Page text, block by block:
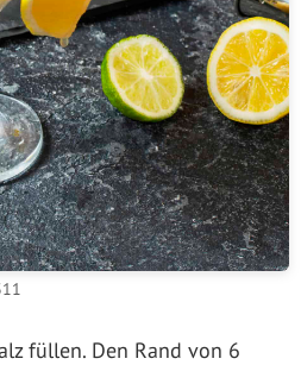
füllen. Den Rand von 6